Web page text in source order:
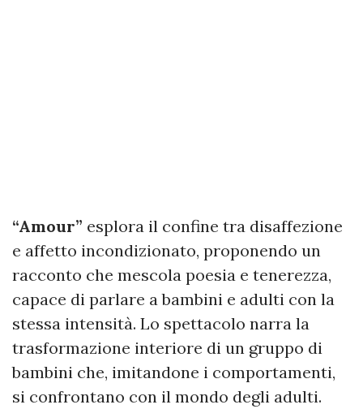
“Amour” esplora il confine tra disaffezione
e affetto incondizionato, proponendo un
racconto che mescola poesia e tenerezza,
capace di parlare a bambini e adulti con la
stessa intensità. Lo spettacolo narra la
trasformazione interiore di un gruppo di
bambini che, imitandone i comportamenti,
si confrontano con il mondo degli adulti.